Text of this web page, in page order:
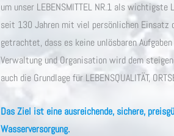
um unser LEBENSMITTEL NR.1 als wichtigste
seit 130 Jahren mit viel persönlichen Einsatz
getrachtet, dass es keine unlösbaren
Verwaltung und Organisation wird dem
auch die Grundlage für LEBENSQUALITÄT,
Das Ziel ist eine ausreichende, sichere,
Wasserversorgung.